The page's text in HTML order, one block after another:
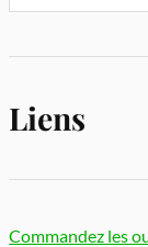
Liens
Commandez les